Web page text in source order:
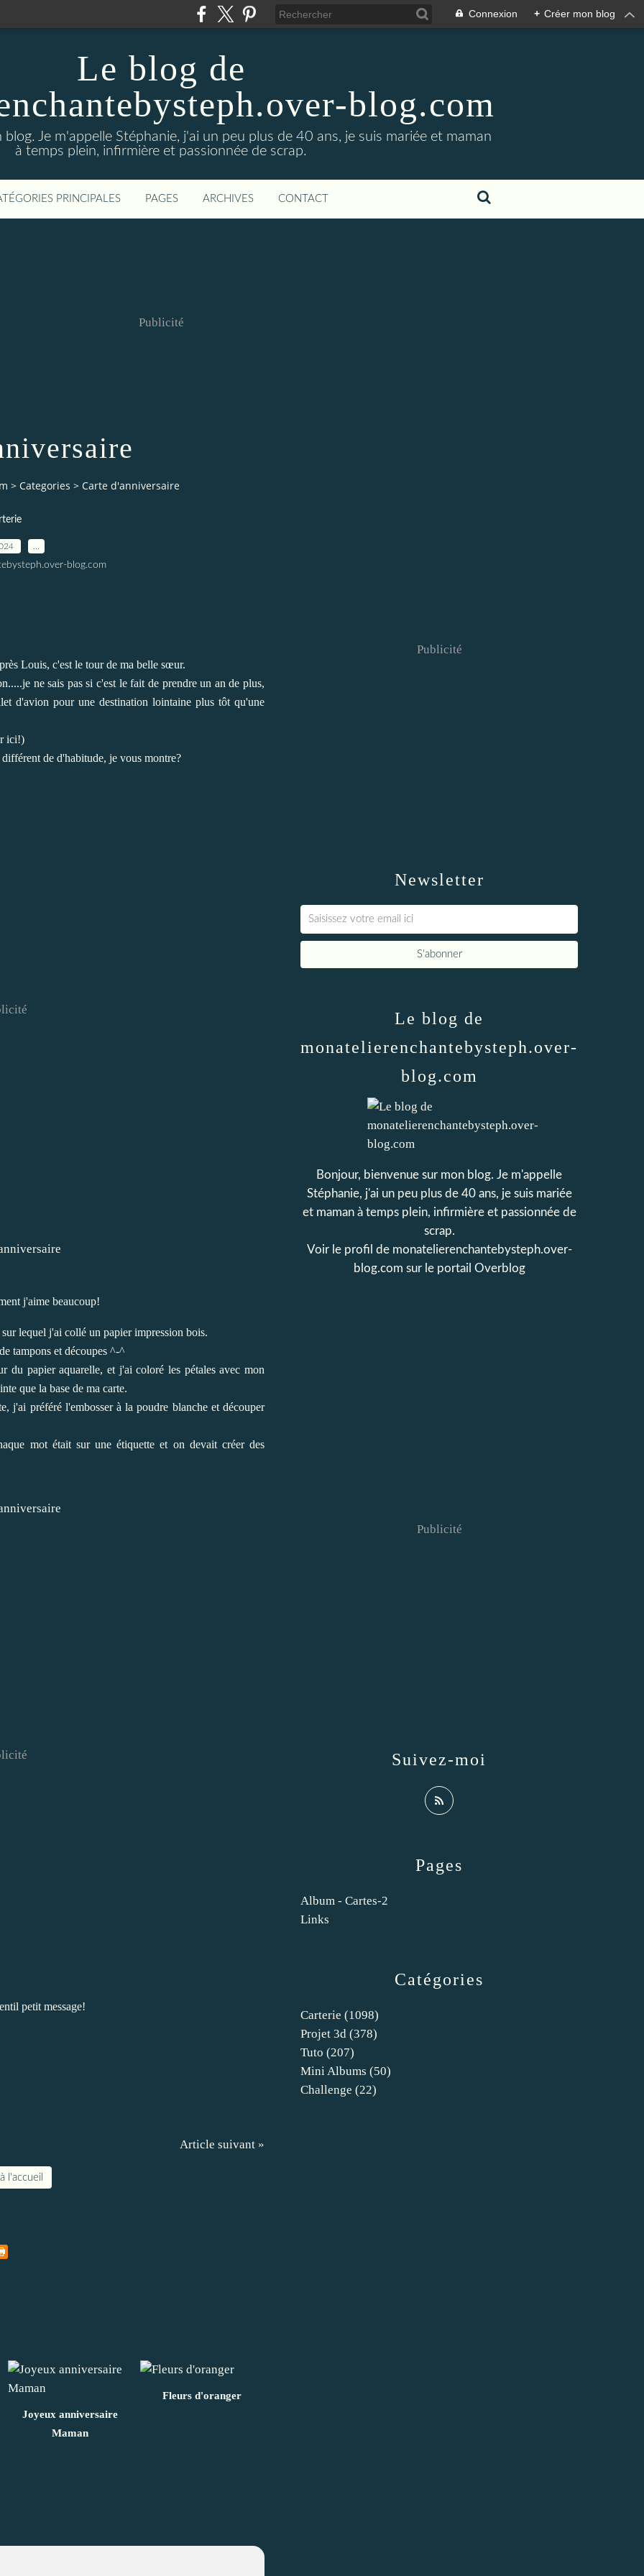
Connexion + Créer mon blog
Le blog de
blog.com
Je m'appelle Stéphanie, j'ai un peu plus de 40 ans, je suis mariée et maman
à temps plein, infirmière et passionnée de scrap.
PRINCIPALES PAGES ARCHIVES CONTACT
Publicité
> Categories > Carte d'anniversaire
blog.com
Louis, c'est le tour de ma belle sœur.
ne sais pas si c'est le fait de prendre un an de plus,
d'avion pour une destination lointaine plus tôt qu'une
ici!)
de d'habitude, je vous montre?
j'aime beaucoup!
lequel j'ai collé un papier impression bois.
tampons et découpes ^-^
du papier aquarelle, et j'ai coloré les pétales avec mon
que la base de ma carte.
j'ai préféré l'embosser à la poudre blanche et découper
mot était sur une étiquette et on devait créer des
petit message!
Article suivant »
l'accueil
Joyeux anniversaire
Maman
Fleurs d'oranger
Newsletter
Publicité
Catégories
Carterie (1098)
Projet 3d (378)
Tuto (207)
Mini Albums (50)
Challenge (22)
Pages
Album - Cartes-2
Links
Le blog de
monatelierenchantebysteph.over-
blog.com
Bonjour, bienvenue sur mon blog. Je m'appelle
Stéphanie, j'ai un peu plus de 40 ans, je suis mariée
et maman à temps plein, infirmière et passionnée de
scrap.
Voir le profil de monatelierenchantebysteph.over-
blog.com sur le portail Overblog
Suivez-moi
Publicité